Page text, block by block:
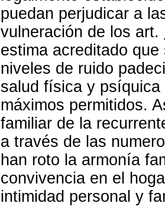
puedan perjudicar a
vulneración de los art.
estima acreditado
niveles de ruido
salud física y
máximos permitidos.
familiar de la
a través de las
han roto la armonía
convivencia en el
intimidad personal y